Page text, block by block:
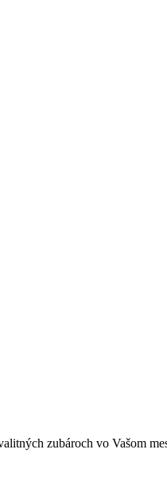
zubároch vo Vašom